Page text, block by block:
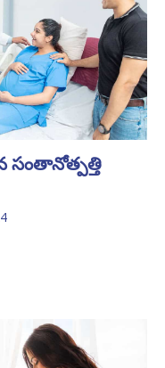
సంతానోత్పత్తి